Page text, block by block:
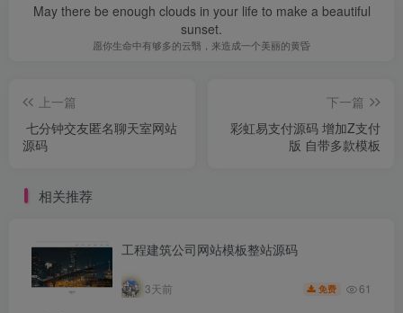
May there be enough clouds in your life to make a beautiful
sunset.
愿你生命中有够多的云翳，来造成一个美丽的黄昏
上一篇
七分钟交友匿名聊天室网站
源码
下一篇
彩虹易支付源码 增加Z支付
版 自带多款模板
相关推荐
工程建筑公司网站模板整站源码
3天前 免费 61